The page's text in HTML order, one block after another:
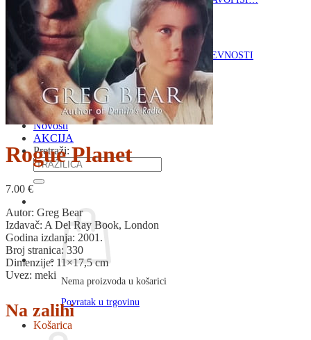
ŠAH
SPORT
STRIPOVI
TEHNIČKE ZNANOSTI
TEORIJA I POVIJEST KNJIŽEVNOSTI
VEDUTE
ZAGREB
ZEMLJOVIDI
Otkup knjiga
O nama
Novosti
AKCIJA
Pretraži:
Nema proizvoda u košarici
Povratak u trgovinu
Košarica
Rogue Planet
7.00 €
Autor: Greg Bear
Izdavač: A Del Ray Book, London
Godina izdanja: 2001.
Broj stranica: 330
Dimenzije: 11×17,5 cm
Uvez: meki
Na zalihi